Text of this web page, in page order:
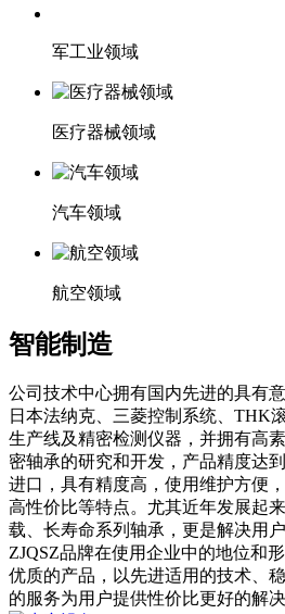
军工业领域
医疗器械领域
汽车领域
航空领域
智能制造
公司技术中心拥有国内先进的具有
日本法纳克、三菱控制系统、THK
生产线及精密检测仪器，并拥有高
密轴承的研究和开发，产品精度达
进口，具有精度高，使用维护方便
高性价比等特点。尤其近年发展起
载、长寿命系列轴承，更是解决用
ZJQSZ品牌在使用企业中的地位和
优质的产品，以先进适用的技术、
的服务为用户提供性价比更好的解